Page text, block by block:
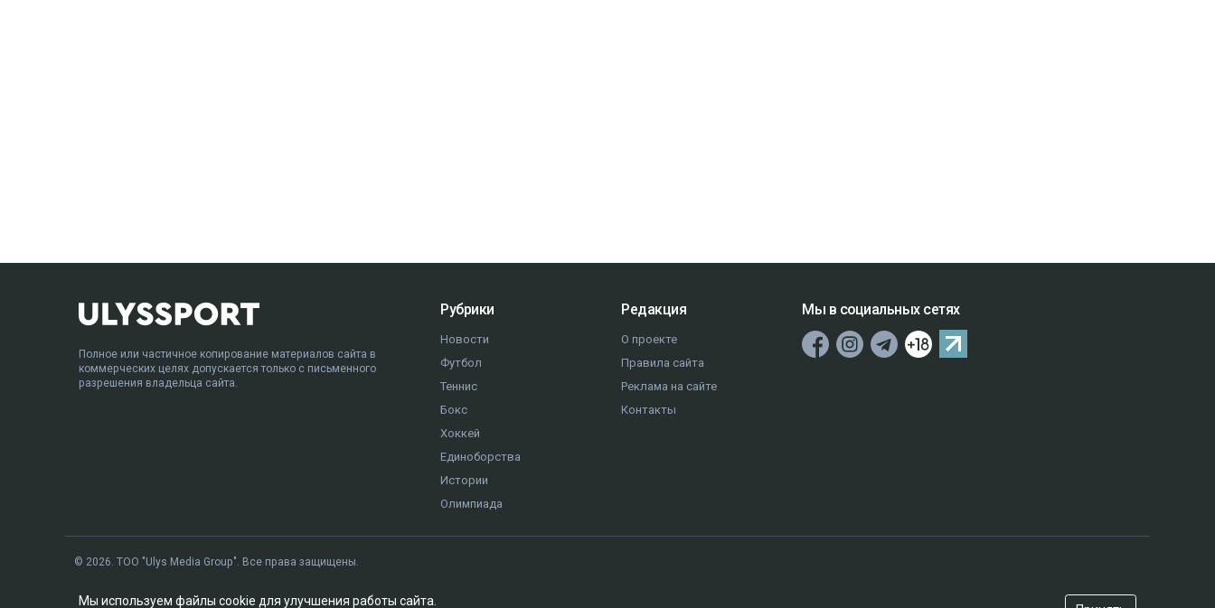
Полное или частичное копирование материалов сайта в
коммерческих целях допускается только с письменного
разрешения владельца сайта.
Рубрики
Новости
Футбол
Теннис
Бокс
Хоккей
Единоборства
Истории
Олимпиада
Редакция
О проекте
Правила сайта
Реклама на сайте
Контакты
Мы в социальных сетях
© 2026. ТОО "Ulys Media Group". Все права защищены.
Мы используем файлы cookie для улучшения работы сайта.